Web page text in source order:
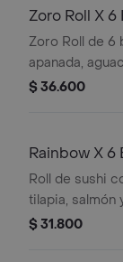
Zoro Roll X
Zoro Roll de 6
apanada,
flameada.
$ 36.600
Rainbow X 6
Roll de sushi
tilapia, salmón
bocados.
$ 31.800